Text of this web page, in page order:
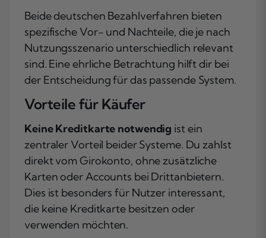
Beide deutschen Bezahlverfahren bieten
spezifische Vor- und Nachteile, die je nach
Nutzungsszenario unterschiedlich relevant
sind. Eine ehrliche Betrachtung hilft dir bei
der Entscheidung für das passende System.
Vorteile für Käufer
Keine Kreditkarte notwendig ist ein
zentraler Vorteil beider Systeme. Du zahlst
direkt vom Girokonto, ohne zusätzliche
Karten oder Accounts bei Drittanbietern.
Dies ist besonders für Nutzer interessant,
die keine Kreditkarte besitzen oder
verwenden möchten.